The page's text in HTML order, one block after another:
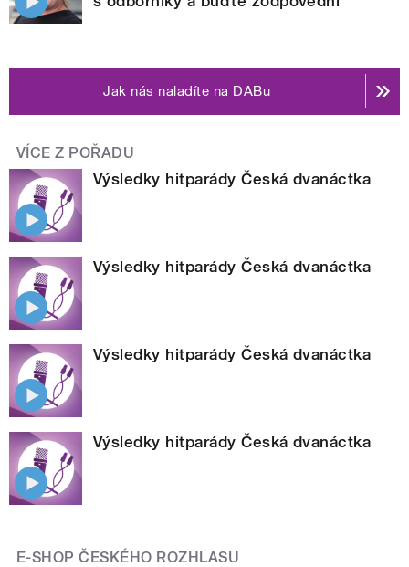
Jak nás naladíte na DABu
VÍCE Z POŘADU
Výsledky hitparády Česká dvanáctka
Výsledky hitparády Česká dvanáctka
Výsledky hitparády Česká dvanáctka
Výsledky hitparády Česká dvanáctka
E-SHOP ČESKÉHO ROZHLASU